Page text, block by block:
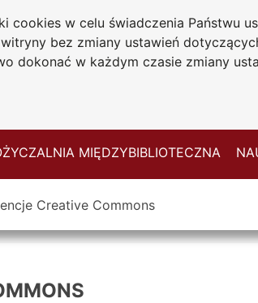
cookies w celu świadczenia Państwu
bez zmiany ustawień
dokonać w każdym czasie zmiany
Jana Długosza
MIĘDZYBIBLIOTECZNA
Creative Commons